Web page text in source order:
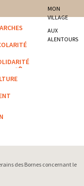
MON
VILLAGE
AUX
ALENTOURS
des Bornes concernant le